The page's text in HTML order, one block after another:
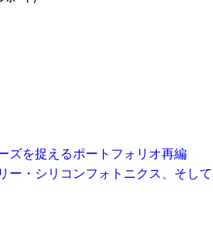
ズを捉えるポートフォリオ再編
ー・シリコンフォトニクス、そして